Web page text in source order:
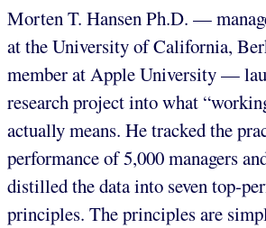
Morten T. Hansen Ph.D. —
at the University of California,
member at Apple University —
research project into what
actually means. He tracked the
performance of 5,000 managers
distilled the data into seven top-
principles. The principles are